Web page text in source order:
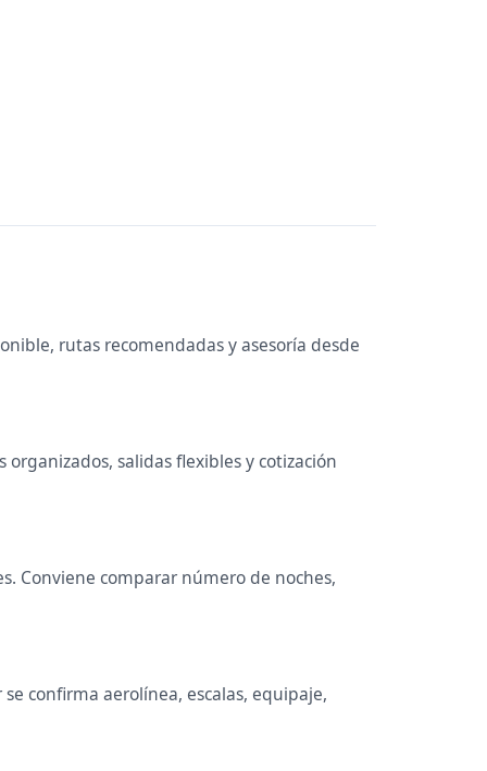
rutas recomendadas y asesoría desde
salidas flexibles y cotización
Conviene comparar número de noches,
confirma aerolínea, escalas, equipaje,